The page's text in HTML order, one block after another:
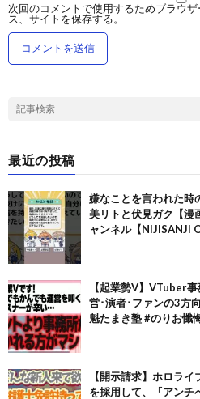
次回のコメントで使用するためブラウ
ス、サイトを保存する。
最近の投稿
嫌なことを言われた時
美リトと伏見ガク【漫
ャンネル【NIJISANJI
【起業勢V】VTuber
営･演者･ファンの3方
魁たまき塾 #のりお懺
【開示請求】ホロラ
を採用して、『アンチ